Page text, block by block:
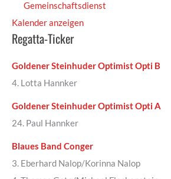
Gemeinschaftsdienst
Kalender anzeigen
Regatta-Ticker
Goldener Steinhuder Optimist Opti B
4. Lotta Hannker
Goldener Steinhuder Optimist Opti A
24. Paul Hannker
Blaues Band Conger
3. Eberhard Nalop/Korinna Nalop